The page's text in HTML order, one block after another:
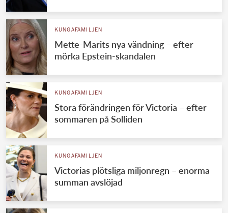
KUNGAFAMILJEN
Mette-Marits nya vändning – efter
mörka Epstein-skandalen
KUNGAFAMILJEN
Stora förändringen för Victoria – efter
sommaren på Solliden
KUNGAFAMILJEN
Victorias plötsliga miljonregn – enorma
summan avslöjad